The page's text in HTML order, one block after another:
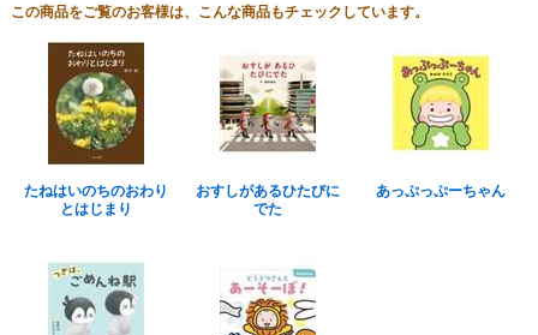
この商品をご覧のお客様は、こんな商品もチェックしています。
たねはいのちのおわり
とはじまり
おすしがあるひたびに
でた
あっぷっぷーちゃん